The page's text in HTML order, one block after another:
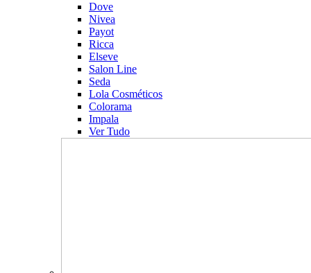
Dove
Nivea
Payot
Ricca
Elseve
Salon Line
Seda
Lola Cosméticos
Colorama
Impala
Ver Tudo